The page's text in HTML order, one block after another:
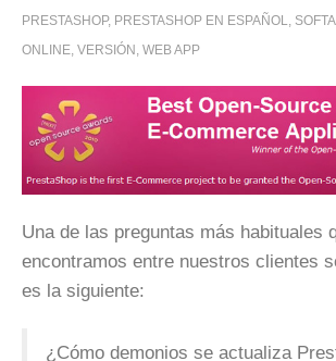
PRESTASHOP, PRESTASHOP EN ESPAÑOL
ONLINE VERSIÓN WEB APP
Una de las preguntas más habituales
encontramos entre nuestros clientes
es la siguiente:
¿Cómo demonios se actualiza